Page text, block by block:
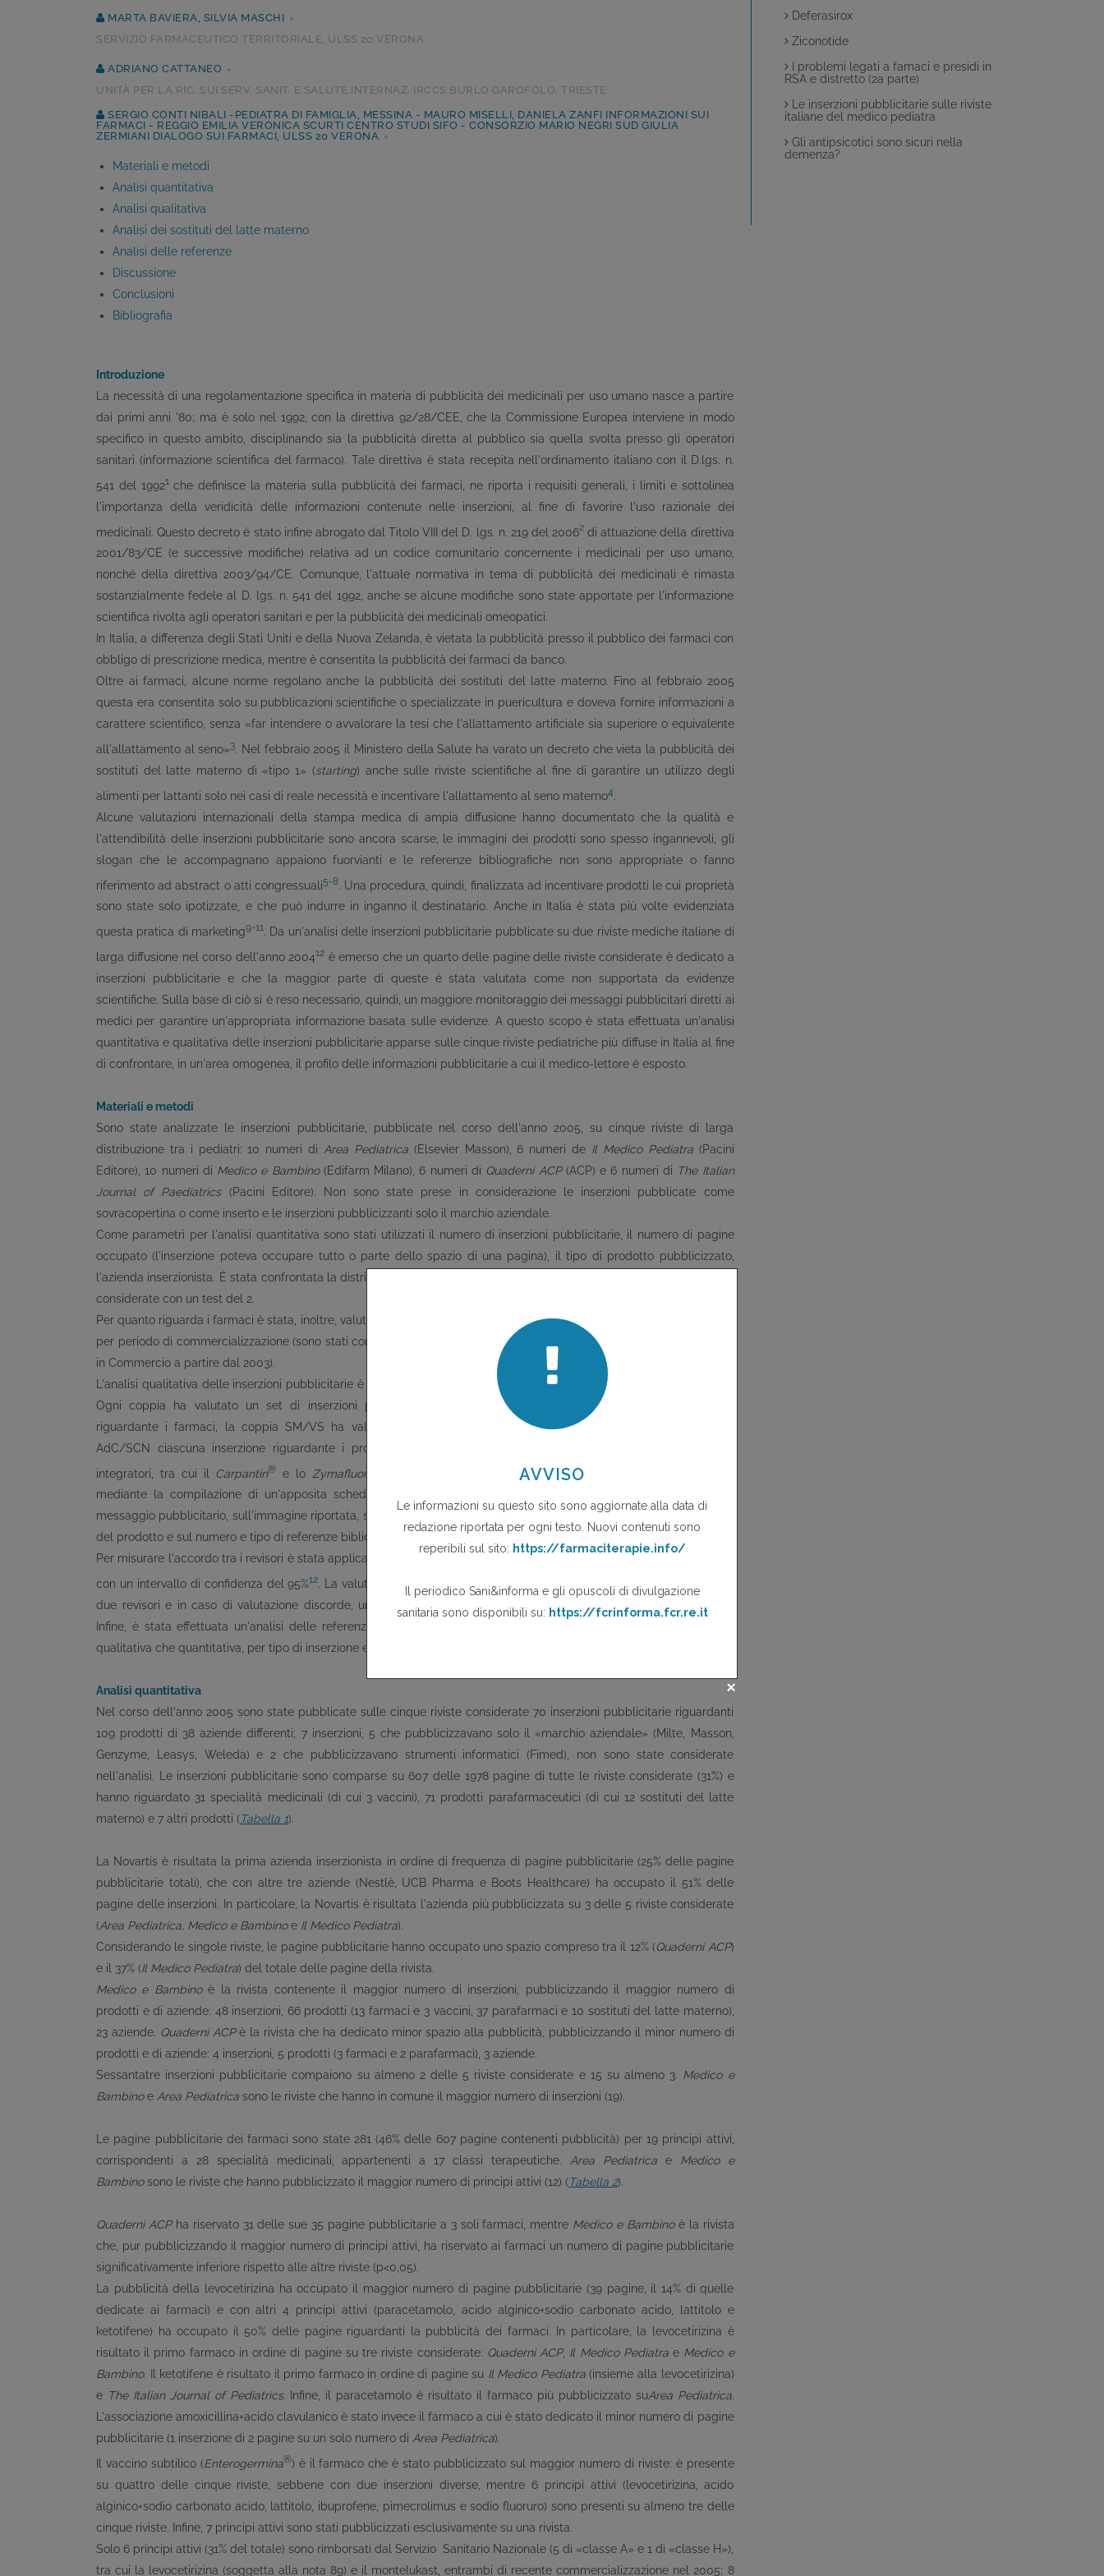
MARTA BAVIERA, SILVIA MASCHI
SERVIZIO FARMACEUTICO TERRITORIALE, ULSS 20 VERONA
ADRIANO CATTANEO
UNITÀ PER LA RIC. SUI SERV. SANIT. E SALUTE INTERNAZ. IRCCS BURLO GAROFOLO, TRIESTE
SERGIO CONTI NIBALI -PEDIATRA DI FAMIGLIA, MESSINA - MAURO MISELLI, DANIELA ZANFI INFORMAZIONI SUI
FARMACI - REGGIO EMILIA VERONICA SCURTI CENTRO STUDI SIFO - CONSORZIO MARIO NEGRI SUD GIULIA
ZERMIANI DIALOGO SUI FARMACI, ULSS 20 VERONA
Materiali e metodi
Analisi quantitativa
Analisi qualitativa
Analisi dei sostituti del latte materno
Analisi delle referenze
Discussione
Conclusioni
Bibliografia
Introduzione
La necessità di una regolamentazione specifica in materia di pubblicità dei medicinali per uso umano nasce a partire
dai primi anni '80; ma è solo nel 1992, con la direttiva 92/28/CEE, che la Commissione Europea interviene in modo
specifico in questo ambito, disciplinando sia la pubblicità diretta al pubblico sia quella svolta presso gli operatori
sanitari (informazione scientifica del farmaco). Tale direttiva è stata recepita nell'ordinamento italiano con il D.lgs. n.
541 del 19921che definisce la materia sulla pubblicità dei farmaci, ne riporta i requisiti generali, i limiti e sottolinea
l'importanza della veridicità delle informazioni contenute nelle inserzioni, al fine di favorire l'uso razionale dei
medicinali. Questo decreto è stato infine abrogato dal Titolo VIII del D. lgs. n. 219 del 20062 di attuazione della direttiva
2001/83/CE (e successive modifiche) relativa ad un codice comunitario concernente i medicinali per uso umano,
nonché della direttiva 2003/94/CE. Comunque, l'attuale normativa in tema di pubblicità dei medicinali è rimasta
sostanzialmente fedele al D. lgs. n. 541 del 1992, anche se alcune modifiche sono state apportate per l'informazione
scientifica rivolta agli operatori sanitari e per la pubblicità dei medicinali omeopatici.
In Italia, a differenza degli Stati Uniti e della Nuova Zelanda, è vietata la pubblicità presso il pubblico dei farmaci con
obbligo di prescrizione medica, mentre è consentita la pubblicità dei farmaci da banco.
Oltre ai farmaci, alcune norme regolano anche la pubblicità dei sostituti del latte materno. Fino al febbraio 2005
questa era consentita solo su pubblicazioni scientifiche o specializzate in puericultura e doveva fornire informazioni a
carattere scientifico, senza «far intendere o avvalorare la tesi che l'allattamento artificiale sia superiore o equivalente
all'allattamento al seno»3. Nel febbraio 2005 il Ministero della Salute ha varato un decreto che vieta la pubblicità dei
sostituti del latte materno di «tipo 1» (starting) anche sulle riviste scientifiche al fine di garantire un utilizzo degli
alimenti per lattanti solo nei casi di reale necessità e incentivare l'allattamento al seno materno4.
Alcune valutazioni internazionali della stampa medica di ampia diffusione hanno documentato che la qualità e
l'attendibilità delle inserzioni pubblicitarie sono ancora scarse, le immagini dei prodotti sono spesso ingannevoli, gli
slogan che le accompagnano appaiono fuorvianti e le referenze bibliografiche non sono appropriate o fanno
riferimento ad abstract o atti congressuali5-8. Una procedura, quindi, finalizzata ad incentivare prodotti le cui proprietà
sono state solo ipotizzate, e che può indurre in inganno il destinatario. Anche in Italia è stata più volte evidenziata
questa pratica di marketing9-11. Da un'analisi delle inserzioni pubblicitarie pubblicate su due riviste mediche italiane di
larga diffusione nel corso dell'anno 200412 è emerso che un quarto delle pagine delle riviste considerate è dedicato a
inserzioni pubblicitarie e che la maggior parte di queste è stata valutata come non supportata da evidenze
scientifiche. Sulla base di ciò si è reso necessario, quindi, un maggiore monitoraggio dei messaggi pubblicitari diretti ai
medici per garantire un'appropriata informazione basata sulle evidenze. A questo scopo è stata effettuata un'analisi
quantitativa e qualitativa delle inserzioni pubblicitarie apparse sulle cinque riviste pediatriche più diffuse in Italia al fine
di confrontare, in un'area omogenea, il profilo delle informazioni pubblicitarie a cui il medico-lettore è esposto.
Materiali e metodi
Sono state analizzate le inserzioni pubblicitarie, pubblicate nel corso dell'anno 2005, su cinque riviste di larga
distribuzione tra i pediatri: 10 numeri di Area Pediatrica (Elsevier Masson), 6 numeri de Il Medico Pediatra (Pacini
Editore), 10 numeri di Medico e Bambino(Edifarm Milano), 6 numeri di Quaderni ACP (ACP) e 6 numeri di The Italian
Journal of Paediatrics (Pacini Editore). Non sono state prese in considerazione le inserzioni pubblicate come
sovracopertina o come inserto e le inserzioni pubblicizzanti solo il marchio aziendale.
Come parametri per l'analisi quantitativa sono stati utilizzati il numero di inserzioni pubblicitarie, il numero di pagine
occupato (l'inserzione poteva occupare tutto o parte dello spazio di una pagina), il tipo di prodotto pubblicizzato,
l'azienda inserzionista. È stata confrontata la distribuzione delle pagine pubblicitarie per tipo di inserzione tra le riviste
considerate con un test del 2.
Per quanto riguarda i farmaci è stata, inoltre, valutata la distribuzione per principio attivo, per classe di rimborsabilità e
per periodo di commercializzazione (sono stati considerati come «recenti» i farmaci con Autorizzazione all'Immissione
in Commercio a partire dal 2003).
L'analisi qualitativa delle inserzioni pubblicitarie è stata effettuata da coppie di revisori (GZ/MM, SM/VS e AdC/SCN).
Ogni coppia ha valutato un set di inserzioni pubblicitarie: la coppia GZ/MM ha valutato ciascuna inserzione
riguardante i farmaci, la coppia SM/VS ha valutato ciascuna inserzione riguardante i parafarmaci e la coppia
AdC/SCN ciascuna inserzione riguardante i prodotti nutrizionali per la prima infanzia (latti, biberon, alimenti e
integratori, tra cui il Carpantin® e lo Zymafluor
). Ciascun revisore ha valutato le inserzioni in modo autonomo
mediante la compilazione di un'apposita scheda per la raccolta di informazioni sulla forma e il contenuto del
messaggio pubblicitario, sull'immagine riportata, sulla presenza di tabelle/grafici e di dati numerici relativi all'efficacia
del prodotto e sul numero e tipo di referenze bibliografiche citate.
Per misurare l'accordo tra i revisori è stata applicata l'analisi della concordanza con l'utilizzo della statistica Kappa (K)
con un intervallo di confidenza del 95%12. La valutazione delle inserzioni pubblicitarie è data dal parere concorde dei
due revisori e in caso di valutazione discorde, un terzo revisore indipendente ha valutato l'inserzione pubblicitaria.
Infine, è stata effettuata un'analisi delle referenze bibliografiche citate allo scopo di valutarne la distribuzione, sia
qualitativa che quantitativa, per tipo di inserzione e rivista.
Analisi quantitativa
Nel corso dell'anno 2005 sono state pubblicate sulle cinque riviste considerate 70 inserzioni pubblicitarie riguardanti
109 prodotti di 38 aziende differenti; 7 inserzioni, 5 che pubblicizzavano solo il «marchio aziendale» (Milte, Masson,
Genzyme, Leasys, Weleda) e 2 che pubblicizzavano strumenti informatici (Fimed), non sono state considerate
nell'analisi. Le inserzioni pubblicitarie sono comparse su 607 delle 1978 pagine di tutte le riviste considerate (31%) e
hanno riguardato 31 specialità medicinali (di cui 3 vaccini), 71 prodotti parafarmaceutici (di cui 12 sostituti del latte
materno) e 7 altri prodotti (Tabella 1).
La Novartis è risultata la prima azienda inserzionista in ordine di frequenza di pagine pubblicitarie (25% delle pagine
pubblicitarie totali), che con altre tre aziende (Nestlè, UCB Pharma e Boots Healthcare) ha occupato il 51% delle
pagine delle inserzioni. In particolare, la Novartis è risultata l'azienda più pubblicizzata su 3 delle 5 riviste considerate
(Area Pediatrica, Medico e Bambinoe Il Medico Pediatra).
Considerando le singole riviste, le pagine pubblicitarie hanno occupato uno spazio compreso tra il 12% (Quaderni ACP)
e il 37% (Il Medico Pediatra) del totale delle pagine della rivista.
Medico e Bambinoè la rivista contenente il maggior numero di inserzioni, pubblicizzando il maggior numero di
prodotti e di aziende: 48 inserzioni, 66 prodotti (13 farmaci e 3 vaccini, 37 parafarmaci e 10 sostituti del latte materno),
23 aziende. Quaderni ACPè la rivista che ha dedicato minor spazio alla pubblicità, pubblicizzando il minor numero di
prodotti e di aziende: 4 inserzioni, 5 prodotti (3 farmaci e 2 parafarmaci), 3 aziende.
Sessantatre inserzioni pubblicitarie compaiono su almeno 2 delle 5 riviste considerate e 15 su almeno 3. Medico e
Bambinoe Area Pediatrica sono le riviste che hanno in comune il maggior numero di inserzioni (19).
Le pagine pubblicitarie dei farmaci sono state 281 (46% delle 607 pagine contenenti pubblicità) per 19 principi attivi,
corrispondenti a 28 specialità medicinali, appartenenti a 17 classi terapeutiche. Area Pediatrica e Medico e
Bambinosono le riviste che hanno pubblicizzato il maggior numero di principi attivi (12) (Tabella 2).
Quaderni ACP ha riservato 31 delle sue 35 pagine pubblicitarie a 3 soli farmaci, mentre Medico e Bambino è la rivista
che, pur pubblicizzando il maggior numero di principi attivi, ha riservato ai farmaci un numero di pagine pubblicitarie
significativamente inferiore rispetto alle altre riviste (p<0,05).
La pubblicità della levocetirizina ha occupato il maggior numero di pagine pubblicitarie (39 pagine, il 14% di quelle
dedicate ai farmaci) e con altri 4 principi attivi (paracetamolo, acido alginico+sodio carbonato acido, lattitolo e
ketotifene) ha occupato il 50% delle pagine riguardanti la pubblicità dei farmaci. In particolare, la levocetirizina è
risultato il primo farmaco in ordine di pagine su tre riviste considerate: Quaderni ACP, Il Medico Pediatrae Medico e
Bambino. Il ketotifene è risultato il primo farmaco in ordine di pagine su Il Medico Pediatra(insieme alla levocetirizina)
e The Italian Journal of Pediatrics. Infine, il paracetamolo è risultato il farmaco più pubblicizzato suArea Pediatrica.
L'associazione amoxicillina+acido clavulanico è stato invece il farmaco a cui è stato dedicato il minor numero di pagine
pubblicitarie (1 inserzione di 2 pagine su un solo numero di Area Pediatrica).
Il vaccino subtilico (Enterogermina®) è il farmaco che è stato pubblicizzato sul maggior numero di riviste: è presente
su quattro delle cinque riviste, sebbene con due inserzioni diverse, mentre 6 principi attivi (levocetirizina, acido
alginico+sodio carbonato acido, lattitolo, ibuprofene, pimecrolimus e sodio fluoruro) sono presenti su almeno tre delle
cinque riviste. Infine, 7 principi attivi sono stati pubblicizzati esclusivamente su una rivista.
Solo 6 principi attivi (31% del totale) sono rimborsati dal Servizio Sanitario Nazionale (5 di «classe A» e 1 di «classe H»),
tra cui la levocetirizina (soggetta alla nota 89) e il montelukast, entrambi di recente commercializzazione nel 2005; 8
Deferasirox
Ziconotide
I problemi legati a famaci e presidi in
RSA e distretto (2a parte)
Le inserzioni pubblicitarie sulle riviste
italiane del medico pediatra
Gli antipsicotici sono sicuri nella
demenza?